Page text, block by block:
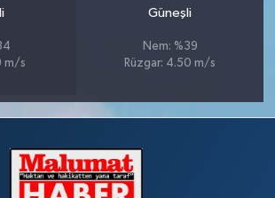
m/s
Güneşli
Nem: %39
Rüzgar: 4.50 m/s